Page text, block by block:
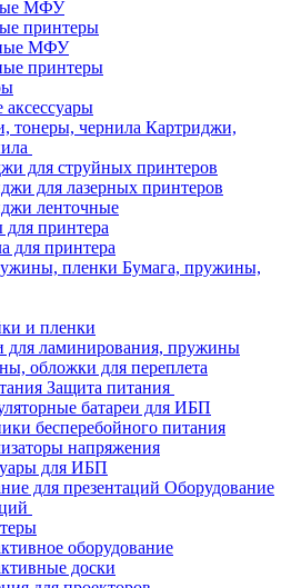
МФУ
принтеры
МФУ
принтеры
Картриджи,
для струйных принтеров
для лазерных принтеров
ленточные
для принтера
для принтера
Бумага, пружины,
и пленки
для ламинирования, пружины
обложки для переплета
Защита питания
батареи для ИБП
бесперебойного питания
напряжения
для ИБП
Оборудование
оборудование
доски